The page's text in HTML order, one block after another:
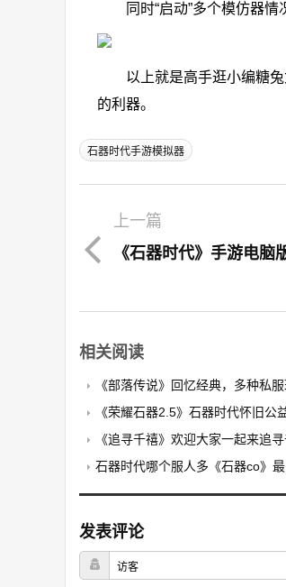
同时“启动”多个模仿器情
以上就是高手逛小编糖兔
的利器。
石器时代手游模拟器
上一篇
相关阅读
《部落传说》回忆经典，多种私
《荣耀石器2.5》石器时代怀旧公益服，
《追寻千禧》欢迎大家一起来追
石器时代哪个服人多《石器co》
发表评论